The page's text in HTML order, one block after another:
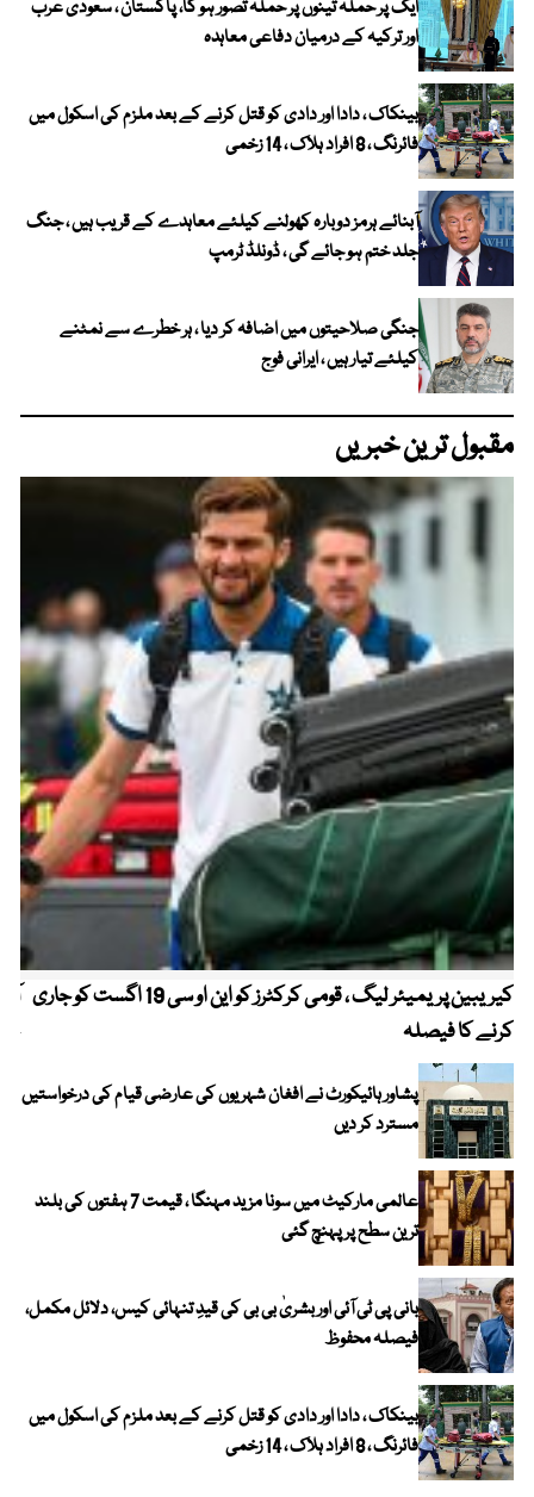
ایک پر حملہ تینوں پر حملہ تصور ہو گا، پاکستان ، سعودی عرب
اور ترکیہ کے درمیان دفاعی معاہدہ
بینکاک ، دادا اور دادی کو قتل کرنے کے بعد ملزم کی اسکول میں
فائرنگ ، 8 افراد ہلاک ، 14 زخمی
آبنائے ہرمز دوبارہ کھولنے کیلئے معاہدے کے قریب ہیں ، جنگ
جلد ختم ہو جائے گی ، ڈونلڈ ٹرمپ
جنگی صلاحیتوں میں اضافہ کر دیا ، ہر خطرے سے نمٹنے
کیلئے تیار ہیں ، ایرانی فوج
مقبول ترین خبریں
کیریبین پریمیئر لیگ ، قومی کرکٹرز کو این او سی 19 اگست کو جاری
کرنے کا فیصلہ
پشاور ہائیکورٹ نے افغان شہریوں کی عارضی قیام کی درخواستیں
مسترد کر دیں
عالمی مارکیٹ میں سونا مزید مہنگا ، قیمت 7 ہفتوں کی بلند
ترین سطح پر پہنچ گئی
بانی پی ٹی آئی اور بشریٰ بی بی کی قیدِ تنہائی کیس، دلائل مکمل،
فیصلہ محفوظ
بینکاک ، دادا اور دادی کو قتل کرنے کے بعد ملزم کی اسکول میں
فائرنگ ، 8 افراد ہلاک ، 14 زخمی